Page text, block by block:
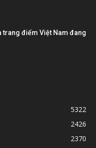
trang điểm Việt Nam đang
5322
2426
2370